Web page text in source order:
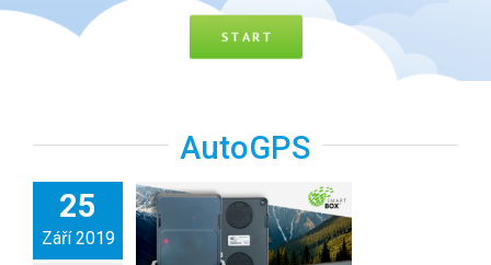
AutoGPS
25
Září 2019